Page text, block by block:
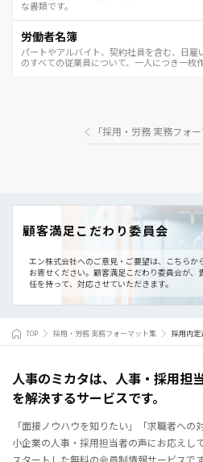
な書類です。
労働者名簿
パートやアルバイト、契約社員を含む、日雇
のすべての従業員について、一人につき一枚
「採用・労務 実務フォ
顧客満足こだわり委員会
エン株式会社へのご意見・ご要望は、こちらか
お寄せください。 顧客満足こだわり委員会が、
任を持って、対応させていただきます。
TOP 採用・労務 実務フォーマット集 採用内定
人事のミカタは、人事・採用担
を解決するサービスです。
「面接ノウハウを知りたい」「求職者への
小企業の人事・採用担当者の声にお応えし